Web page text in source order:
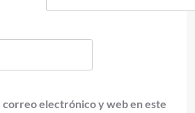
correo electrónico y web en este